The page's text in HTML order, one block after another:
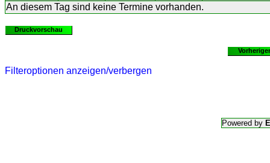
An diesem Tag sind keine Termine vorhanden.
Druckvorschau
Filteroptionen anzeigen/verbergen
Powered by